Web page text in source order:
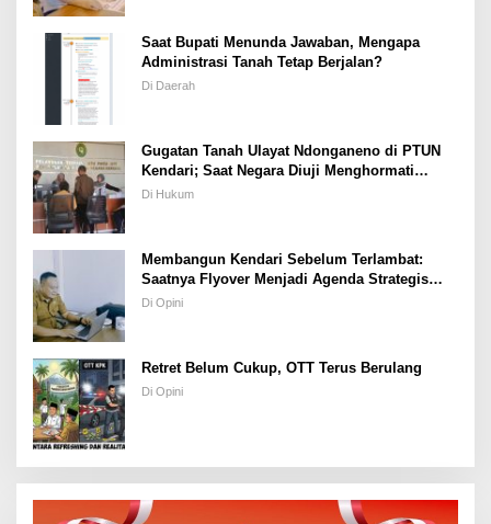
Saat Bupati Menunda Jawaban, Mengapa
Administrasi Tanah Tetap Berjalan?
Di Daerah
Gugatan Tanah Ulayat Ndonganeno di PTUN
Kendari; Saat Negara Diuji Menghormati
Hukum atau Kekuasaan
Di Hukum
Membangun Kendari Sebelum Terlambat:
Saatnya Flyover Menjadi Agenda Strategis
Kota
Di Opini
Retret Belum Cukup, OTT Terus Berulang
Di Opini